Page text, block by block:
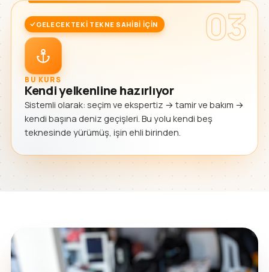
03
GELECEKTEKI TEKNE SAHIBI IÇIN
BU KURS
Kendi yelkenline hazırlıyor
Sistemli olarak: seçim ve ekspertiz → tamir ve bakım →
kendi başına deniz geçişleri. Bu yolu kendi beş
teknesinde yürümüş, işin ehli birinden.